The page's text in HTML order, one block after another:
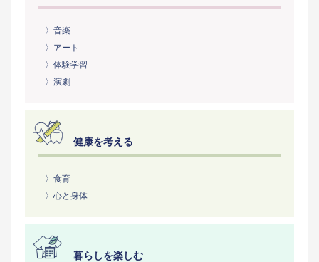
〉音楽
〉アート
〉体験学習
〉演劇
健康を考える
〉食育
〉心と身体
暮らしを楽しむ